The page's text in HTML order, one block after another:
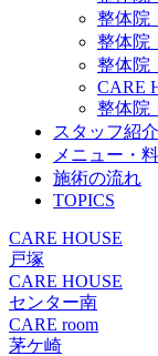
整体院
整体院
整体院
CARE
整体院
スタッフ紹介
メニュー・
施術の流れ
TOPICS
CARE HOUSE
戸塚
CARE HOUSE
センター南
CARE room
茅ケ崎